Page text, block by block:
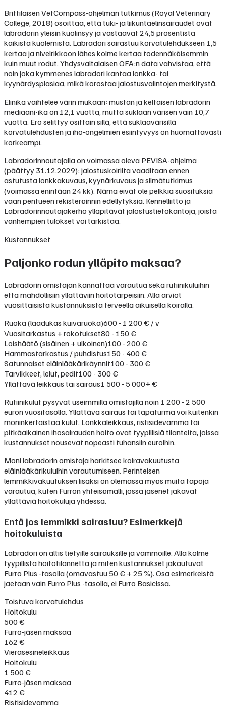
Brittiläisen VetCompass-ohjelman tutkimus (Royal Veterinary
College, 2018) osoittaa, että tuki- ja liikuntaelinsairaudet ovat
labradorin yleisin kuolinsyy ja vastaavat 24,5 prosentista
kaikista kuolemista. Labradori sairastuu korvatulehdukseen 1,5
kertaa ja nivelrikkoon lähes kolme kertaa todennäköisemmin
kuin muut rodut. Yhdysvaltalaisen OFA:n data vahvistaa, että
noin joka kymmenes labradori kantaa lonkka- tai
kyynärdysplasiaa, mikä korostaa jalostusvalintojen merkitystä.
Elinikä vaihtelee värin mukaan: mustan ja keltaisen labradorin
mediaani-ikä on 12,1 vuotta, mutta suklaan värisen vain 10,7
vuotta. Ero selittyy osittain sillä, että suklaavärisillä
korvatulehdusten ja iho-ongelmien esiintyvyys on huomattavasti
korkeampi.
Labradorinnoutajalla on voimassa oleva PEVISA-ohjelma
(päättyy 31.12.2029): jalostuskoirilta vaaditaan ennen
astutusta lonkkakuvaus, kyynärkuvaus ja silmätutkimus
(voimassa enintään 24 kk). Nämä eivät ole pelkkiä suosituksia
vaan pentueen rekisteröinnin edellytyksiä. Kennelliitto ja
Labradorinnoutajakerho ylläpitävät jalostustietokantoja, joista
vanhempien tulokset voi tarkistaa.
Kustannukset
Paljonko rodun ylläpito maksaa?
Labradorin omistajan kannattaa varautua sekä rutiinikuluihin
että mahdollisiin yllättäviin hoitotarpeisiin. Alla arviot
vuosittaisista kustannuksista terveellä aikuisella koiralla.
Ruoka (laadukas kuivaruoka)600 - 1 200 € / v
Vuositarkastus + rokotukset80 - 150 €
Loishäätö (sisäinen + ulkoinen)100 - 200 €
Hammastarkastus / puhdistus150 - 400 €
Satunnaiset eläinlääkärikäynnit100 - 300 €
Tarvikkeet, lelut, pedit100 - 300 €
Yllättävä leikkaus tai sairaus1 500 - 5 000+ €
Rutiinikulut pysyvät useimmilla omistajilla noin 1 200 - 2 500
euron vuositasolla. Yllättävä sairaus tai tapaturma voi kuitenkin
moninkertaistaa kulut. Lonkkaleikkaus, ristisidevamma tai
pitkäaikainen ihosairauden hoito ovat tyypillisiä tilanteita, joissa
kustannukset nousevat nopeasti tuhansiin euroihin.
Moni labradorin omistaja harkitsee koiravakuutusta
eläinlääkärikuluihin varautumiseen. Perinteisen
lemmikkivakuutuksen lisäksi on olemassa myös muita tapoja
varautua, kuten Furron yhteisömalli, jossa jäsenet jakavat
yllättäviä hoitokuluja yhdessä.
Entä jos lemmikki sairastuu? Esimerkkejä
hoitokuluista
Labradori on altis tietyille sairauksille ja vammoille. Alla kolme
tyypillistä hoitotilannetta ja miten kustannukset jakautuvat
Furro Plus -tasolla (omavastuu 50 € + 25 %). Osa esimerkeistä
jaetaan vain Furro Plus -tasolla, ei Furro Basicissa.
Toistuva korvatulehdus
Hoitokulu
500 €
Furro-jäsen maksaa
162 €
Vierasesineleikkaus
Hoitokulu
1 500 €
Furro-jäsen maksaa
412 €
Ristisidevamma